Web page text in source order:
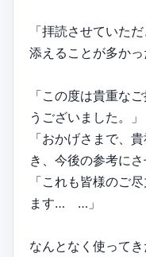
「拝読させていた
添えることが多かっ
「この度は貴重な
うございました。」
「おかげさまで、
き、今後の参考に
「これも皆様のご
ます… …」
なんとなく使ってき